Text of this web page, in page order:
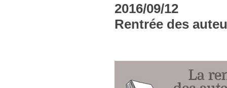
2016/09/12
Rentrée des